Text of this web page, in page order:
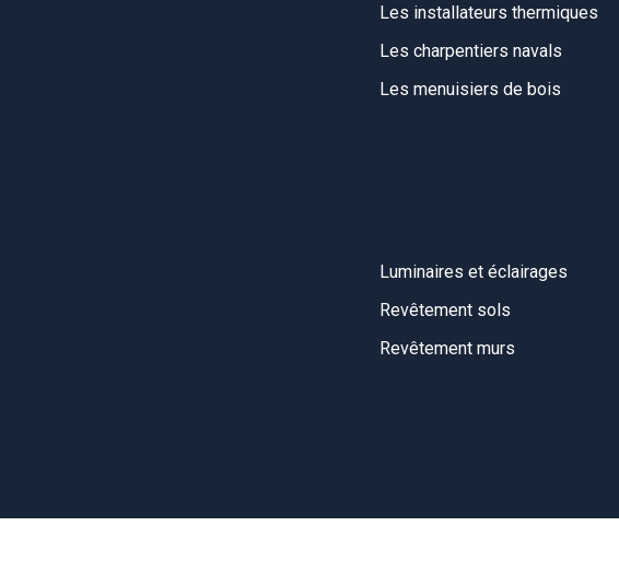
Les installateurs thermiques
Les charpentiers navals
Les menuisiers de bois
Luminaires et éclairages
Revêtement sols
Revêtement murs